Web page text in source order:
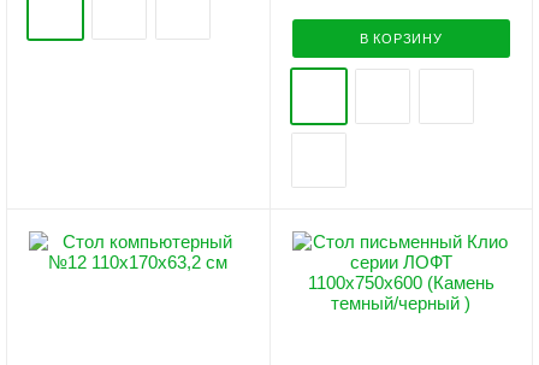
В КОРЗИНУ